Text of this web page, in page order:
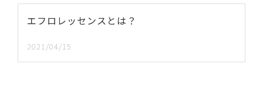
エフロレッセンスとは？
2021/04/15